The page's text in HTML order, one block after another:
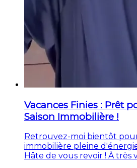
Vacances Finies : Prêt
Saison Immobilière !
Retrouvez-moi bientôt
immobilière pleine
Hâte de vous revoir ! À très